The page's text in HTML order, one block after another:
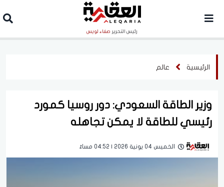
رئيس التحرير صفاء لويس
الرئيسية عالم
وزير الطاقة السعودي: دور روسيا كمورد
رئيسي للطاقة لا يمكن تجاهله
الخميس 04 يونية 2026 | 04:52 مساءً